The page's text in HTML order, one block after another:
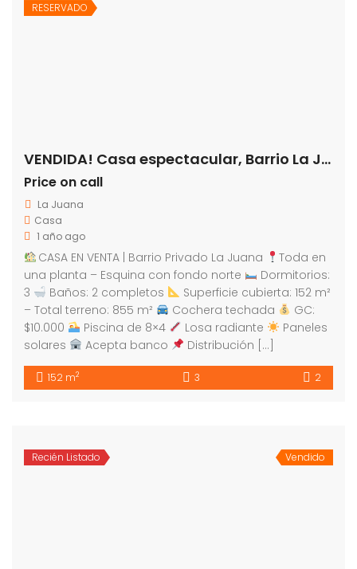
RESERVADO
VENDIDA! Casa espectacular, Barrio La Juana
Price on call
La Juana
Casa
1 año ago
CASA EN VENTA | Barrio Privado La Juana
Toda en
una planta – Esquina con fondo norte
Dormitorios:
3
Baños: 2 completos
Superficie cubierta: 152 m²
– Total terreno: 855 m²
Cochera techada
GC:
$10.000
Piscina de 8×4 Losa radiante
Paneles
solares
Acepta banco Distribución […]
152 m2 3 2
Recién Listado Vendido